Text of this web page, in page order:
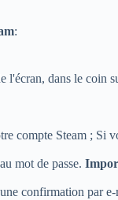
:
l'écran, dans le coin
compte Steam ; Si
mot de passe.
confirmation par